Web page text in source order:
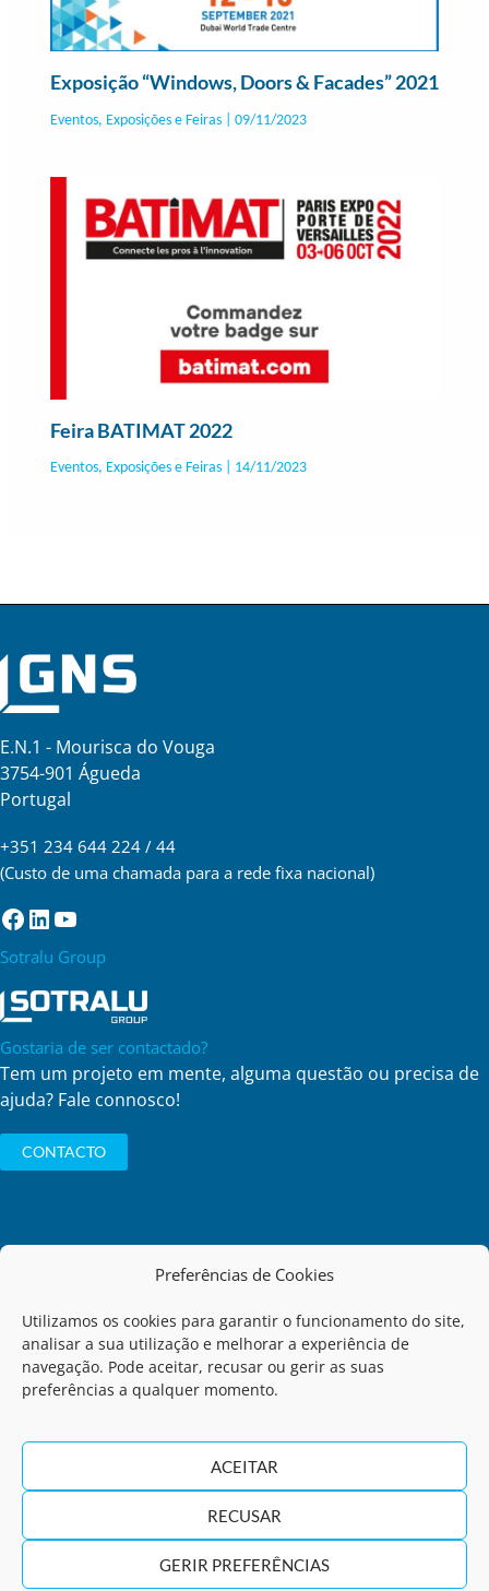
Preferências de Cookies
Utilizamos os cookies para garantir o funcionamento do site,
analisar a sua utilização e melhorar a experiência de
navegação. Pode aceitar, recusar ou gerir as suas
preferências a qualquer momento.
ACEITAR
RECUSAR
GERIR PREFERÊNCIAS
Exposição “Windows, Doors & Facades” 2021
Eventos, Exposições e Feiras| 09/11/2023
Feira BATIMAT 2022
Eventos, Exposições e Feiras| 14/11/2023
E.N.1 - Mourisca do Vouga
3754-901 Águeda
Portugal
+351 234 644 224 / 44
(Custo de uma chamada para a rede fixa nacional)
Facebook
LinkedIn
YouTube
Sotralu Group
Gostaria de ser contactado?
Tem um projeto em mente, alguma questão ou precisa de
ajuda? Fale connosco!
CONTACTO
Política de Privacidade
Código de Conduta
Regulamento de Comunicação de Infrações
Política de Qualidade